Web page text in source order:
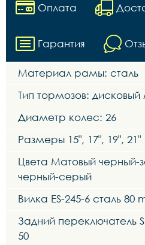
Оплата
Гарантия
Материал рамы: сталь
Тип тормозов:
Диаметр колес: 26
Размеры 15", 17", 19", 21"
Цвета Матовый черный-
черный-серый
Вилка ES-245-6 сталь 80
Задний переключатель
50